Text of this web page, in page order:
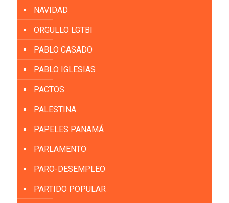
NAVIDAD
ORGULLO LGTBI
PABLO CASADO
PABLO IGLESIAS
PACTOS
PALESTINA
PAPELES PANAMÁ
PARLAMENTO
PARO-DESEMPLEO
PARTIDO POPULAR